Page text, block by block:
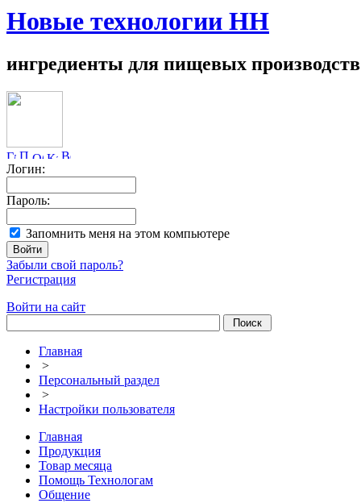
Новые технологии НН
ингредиенты для пищевых производств
Логин:
Пароль:
Запомнить меня на этом компьютере
Забыли свой пароль?
Регистрация
Войти на сайт
Главная
>
Персональный раздел
>
Настройки пользователя
Главная
Продукция
Товар месяца
Помощь Технологам
Общение